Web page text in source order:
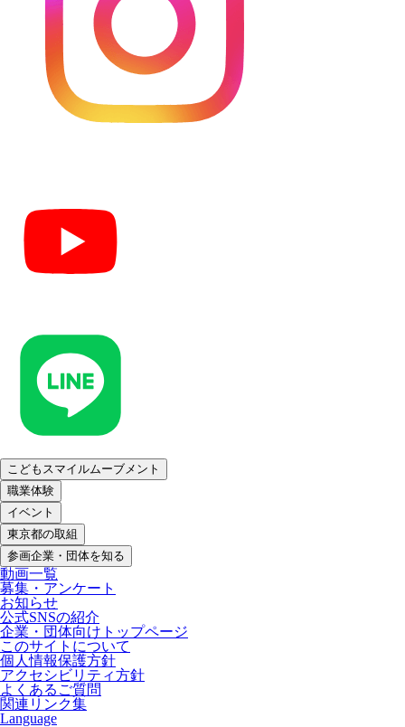
こどもスマイルムーブメント
職業体験
イベント
東京都の取組
参画企業・団体を知る
動画一覧
募集・アンケート
お知らせ
公式SNSの紹介
企業・団体向けトップページ
このサイトについて
個人情報保護方針
アクセシビリティ方針
よくあるご質問
関連リンク集
Language